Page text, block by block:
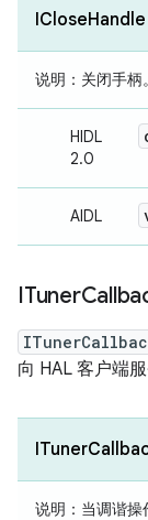
ICloseHandle
说明 ：关闭手柄。
HIDL
2.0
AIDL
ITuner
向 HAL 客户端
说明： 当调谐操